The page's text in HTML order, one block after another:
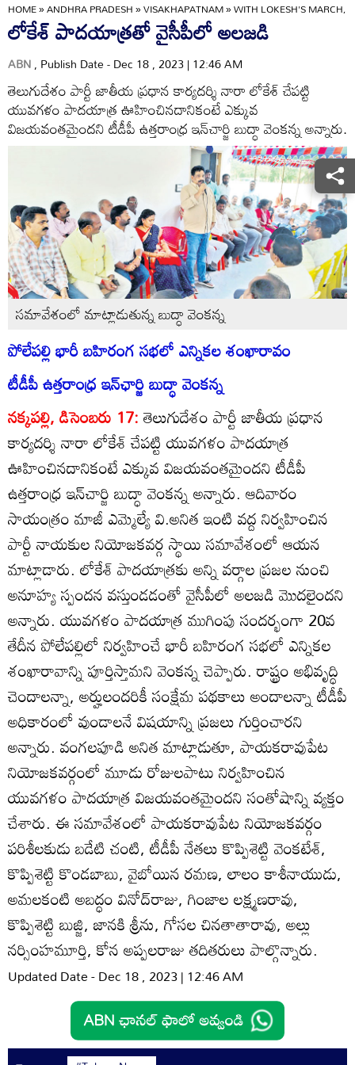
HOME»ANDHRA PRADESH»VISAKHAPATNAM»WITH LOKESH'S MARCH,
లోకేశ్‌ పాదయాత్రతో వైసీపీలో అలజడి
ABN, Publish Date - Dec 18 , 2023 | 12:46 AM
తెలుగుదేశం పార్టీ జాతీయ ప్రధాన కార్యదర్శి నారా లోకేశ్‌ చేపట్టి
యువగళం పాదయాత్ర ఊహించినదానికంటే ఎక్కువ
విజయవంతమైందని టీడీపీ ఉత్తరాంధ్ర ఇన్‌చార్జి బుద్ధా వెంకన్న అన్నారు.
సమావేశంలో మాట్లాడుతున్న బుద్ధా వెంకన్న
పోలేపల్లి భారీ బహిరంగ సభలో ఎన్నికల శంఖారావం
టీడీపీ ఉత్తరాంధ్ర ఇన్‌ఛార్జి బుద్ధా వెంకన్న
నక్కపల్లి, డిసెంబరు 17:తెలుగుదేశం పార్టీ జాతీయ ప్రధాన
కార్యదర్శి నారా లోకేశ్‌ చేపట్టి యువగళం పాదయాత్ర
ఊహించినదానికంటే ఎక్కువ విజయవంతమైందని టీడీపీ
ఉత్తరాంధ్ర ఇన్‌చార్జి బుద్ధా వెంకన్న అన్నారు. ఆదివారం
సాయంత్రం మాజీ ఎమ్మెల్యే వి.అనిత ఇంటి వద్ద నిర్వహించిన
పార్టీ నాయకుల నియోజకవర్గ స్థాయి సమావేశంలో ఆయన
మాట్లాడారు. లోకేశ్‌ పాదయాత్రకు అన్ని వర్గాల ప్రజల నుంచి
అనూహ్య స్పందన వస్తుండడంతో వైసీపీలో అలజడి మొదలైందని
అన్నారు. యువగళం పాదయాత్ర ముగింపు సందర్భంగా 20వ
తేదీన పోలేపల్లిలో నిర్వహించే భారీ బహిరంగ సభలో ఎన్నికల
శంఖారావాన్ని పూర్తిస్తామని వెంకన్న చెప్పారు. రాష్ట్రం అభివృద్ధి
చెందాలన్నా, అర్హులందరికీ సంక్షేమ పథకాలు అందాలన్నా టీడీపీ
అధికారంలో వుండాలనే విషయాన్ని ప్రజలు గుర్తించారని
అన్నారు. వంగలపూడి అనిత మాట్లాడుతూ, పాయకరావుపేట
నియోజకవర్గంలో మూడు రోజులపాటు నిర్వహించిన
యువగళం పాదయాత్ర విజయవంతమైందని సంతోషాన్ని వ్యక్తం
చేశారు. ఈ సమావేశంలో పాయకరావుపేట నియోజకవర్గం
పరిశీలకుడు బడేటి చంటి, టీడీపీ నేతలు కొప్పిశెట్టి వెంకటేశ్‌,
కొప్పిశెట్టి కొండబాబు, వైబోయిన రమణ, లాలం కాశీనాయుడు,
అమలకంటి అబద్ధం వినోద్‌రాజు, గింజాల లక్ష్మణరావు,
కొప్పిశెట్టి బుజ్జి, జానకి శ్రీను, గోసల చినతాతారావు, అల్లు
నర్సింహమూర్తి, కోన అప్పలరాజు తదితరులు పాల్గొన్నారు.
Updated Date - Dec 18 , 2023 | 12:46 AM